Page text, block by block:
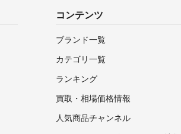
コンテンツ
ブランド一覧
カテゴリ一覧
ランキング
買取・相場価格情報
人気商品チャンネル